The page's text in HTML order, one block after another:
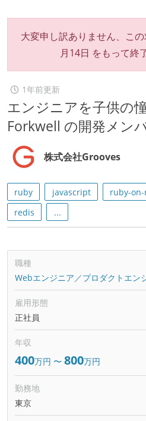
大変申し訳ありません、こ
月14日 をもって終
1年前更新
エンジニアを子供の
Forkwell の開発メン
株式会社Grooves
ruby javascript ruby-
redis
...
職種
Webエンジニア／プロダクトエン
雇用形態
正社員
年収
400万円 〜 800万円
勤務地
東京